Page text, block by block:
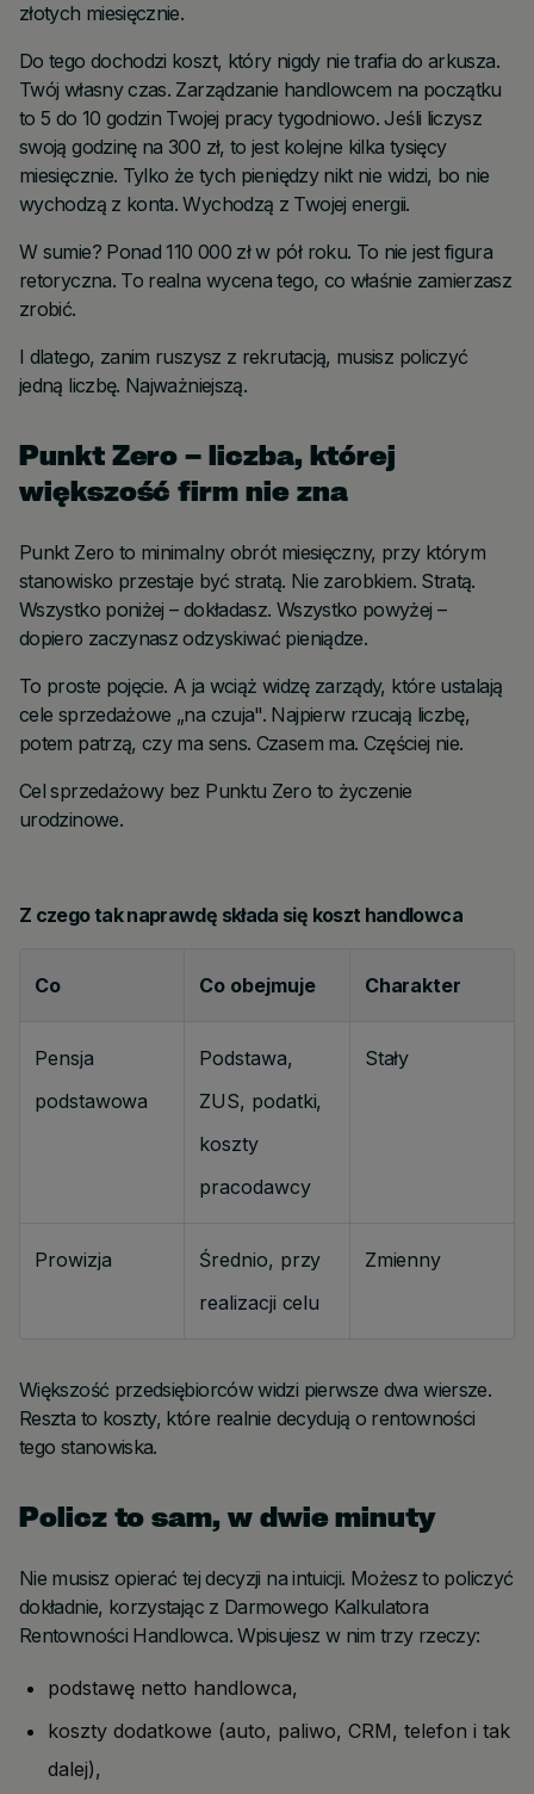
złotych miesięcznie.
Do tego dochodzi koszt, który nigdy nie trafia do arkusza.
Twój własny czas. Zarządzanie handlowcem na początku
to 5 do 10 godzin Twojej pracy tygodniowo. Jeśli liczysz
swoją godzinę na 300 zł, to jest kolejne kilka tysięcy
miesięcznie. Tylko że tych pieniędzy nikt nie widzi, bo nie
wychodzą z konta. Wychodzą z Twojej energii.
W sumie? Ponad 110 000 zł w pół roku. To nie jest figura
retoryczna. To realna wycena tego, co właśnie zamierzasz
zrobić.
I dlatego, zanim ruszysz z rekrutacją, musisz policzyć
jedną liczbę. Najważniejszą.
Punkt Zero – liczba, której
większość firm nie zna
Punkt Zero to minimalny obrót miesięczny, przy którym
stanowisko przestaje być stratą. Nie zarobkiem. Stratą.
Wszystko poniżej – dokładasz. Wszystko powyżej –
dopiero zaczynasz odzyskiwać pieniądze.
To proste pojęcie. A ja wciąż widzę zarządy, które ustalają
cele sprzedażowe „na czuja". Najpierw rzucają liczbę,
potem patrzą, czy ma sens. Czasem ma. Częściej nie.
Cel sprzedażowy bez Punktu Zero to życzenie
urodzinowe.
Z czego tak naprawdę składa się koszt handlowca
Co Co obejmuje Charakter
Pensja
podstawowa
Podstawa,
ZUS, podatki,
koszty
pracodawcy
Stały
Prowizja
Średnio, przy
realizacji celu
Zmienny
Większość przedsiębiorców widzi pierwsze dwa wiersze.
Reszta to koszty, które realnie decydują o rentowności
tego stanowiska.
Policz to sam, w dwie minuty
Nie musisz opierać tej decyzji na intuicji. Możesz to policzyć
dokładnie, korzystając z Darmowego Kalkulatora
Rentowności Handlowca. Wpisujesz w nim trzy rzeczy:
podstawę netto handlowca,
koszty dodatkowe (auto, paliwo, CRM, telefon i tak
dalej),